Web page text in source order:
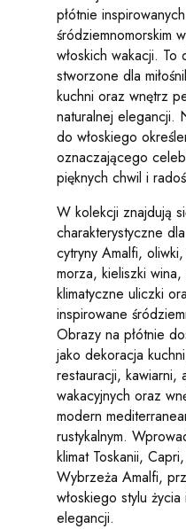
płótnie
śródziemnomorskim
włoskich wakacji.
stworzone dla
kuchni oraz wnętrz
naturalnej elegancji.
do włoskiego
oznaczającego
pięknych chwil i
W kolekcji znajdują
charakterystyczne
cytryny Amalfi,
morza, kieliszki
klimatyczne uliczki
inspirowane
Obrazy na płótnie
jako dekoracja
restauracji, kawiarni,
wakacyjnych oraz
modern
rustykalnym.
klimat Toskanii,
Wybrzeża Amalfi,
włoskiego stylu
elegancji.